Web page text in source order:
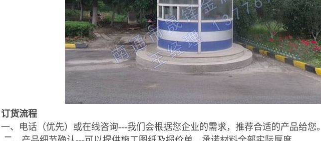
订货流程
一、电话（优先）或在线咨询---我们会根据您企业的需求，推荐合适的产品给您。